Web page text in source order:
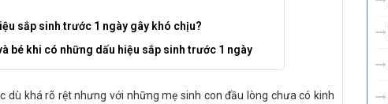
sắp sinh trước 1 ngày gây khó chịu?
bé khi có những dấu hiệu sắp sinh trước 1 ngày
dù khá rõ rệt nhưng với những mẹ sinh con đầu lòng chưa có kinh